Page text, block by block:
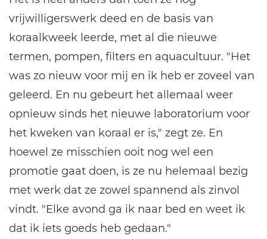
vrijwilligerswerk deed en de basis van
koraalkweek leerde, met al die nieuwe
termen, pompen, filters en aquacultuur. "Het
was zo nieuw voor mij en ik heb er zoveel van
geleerd. En nu gebeurt het allemaal weer
opnieuw sinds het nieuwe laboratorium voor
het kweken van koraal er is," zegt ze. En
hoewel ze misschien ooit nog wel een
promotie gaat doen, is ze nu helemaal bezig
met werk dat ze zowel spannend als zinvol
vindt. "Elke avond ga ik naar bed en weet ik
dat ik iets goeds heb gedaan."